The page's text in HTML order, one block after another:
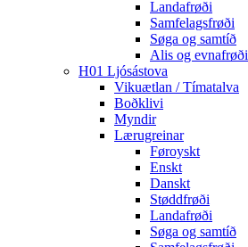
Landafrøði
Samfelagsfrøði
Søga og samtíð
Alis og evnafrøði
H01 Ljósástova
Vikuætlan / Tímatalva
Boðklivi
Myndir
Lærugreinar
Føroyskt
Enskt
Danskt
Støddfrøði
Landafrøði
Søga og samtíð